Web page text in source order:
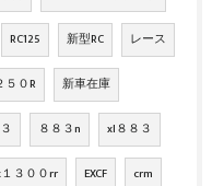
RC125 新型RC レース
５０R 新車在庫
８８３n xl８８３
３００rr EXCF crm